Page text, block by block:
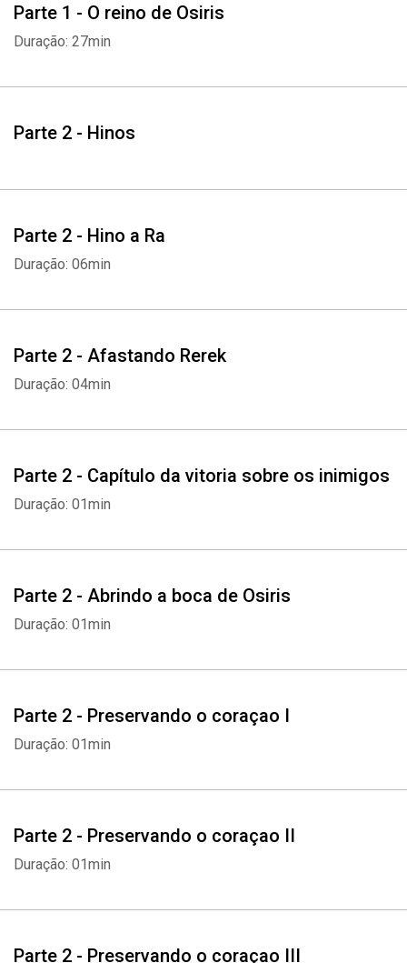
Parte 1 - O reino de Osiris
Duração: 27min
Parte 2 - Hinos
Parte 2 - Hino a Ra
Duração: 06min
Parte 2 - Afastando Rerek
Duração: 04min
Parte 2 - Capítulo da vitoria sobre os inimigos
Duração: 01min
Parte 2 - Abrindo a boca de Osiris
Duração: 01min
Parte 2 - Preservando o coraçao I
Duração: 01min
Parte 2 - Preservando o coraçao II
Duração: 01min
Parte 2 - Preservando o coraçao III